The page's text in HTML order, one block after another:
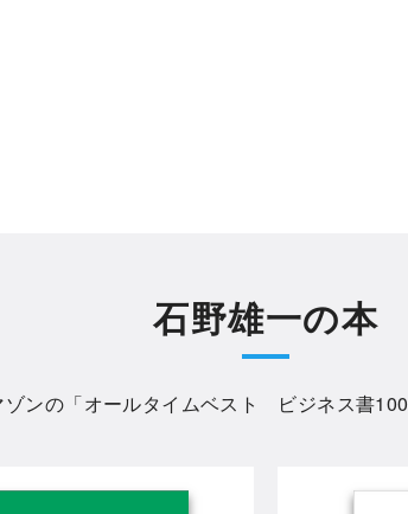
石野雄一の本
ンの「オールタイムベスト ビジネス書100